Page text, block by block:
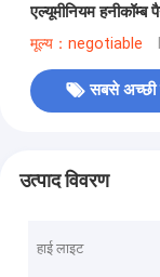
एल्यूमीनियम हनीकॉम्ब
मूल्य：negotiable
सबसे अच्छी
उत्पाद विवरण
हाई लाइट